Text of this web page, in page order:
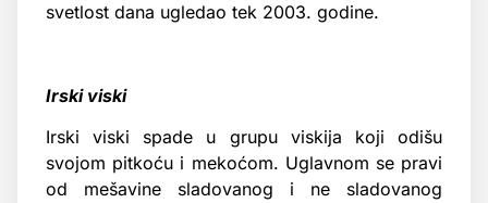
svetlost dana ugledao tek 2003. godine.
Irski viski
Irski viski spade u grupu viskija koji odišu
svojom pitkoću i mekoćom. Uglavnom se pravi
od mešavine sladovanog i ne sladovanog